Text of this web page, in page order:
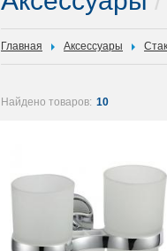
Главная Аксессуары
Найдено товаров: 10